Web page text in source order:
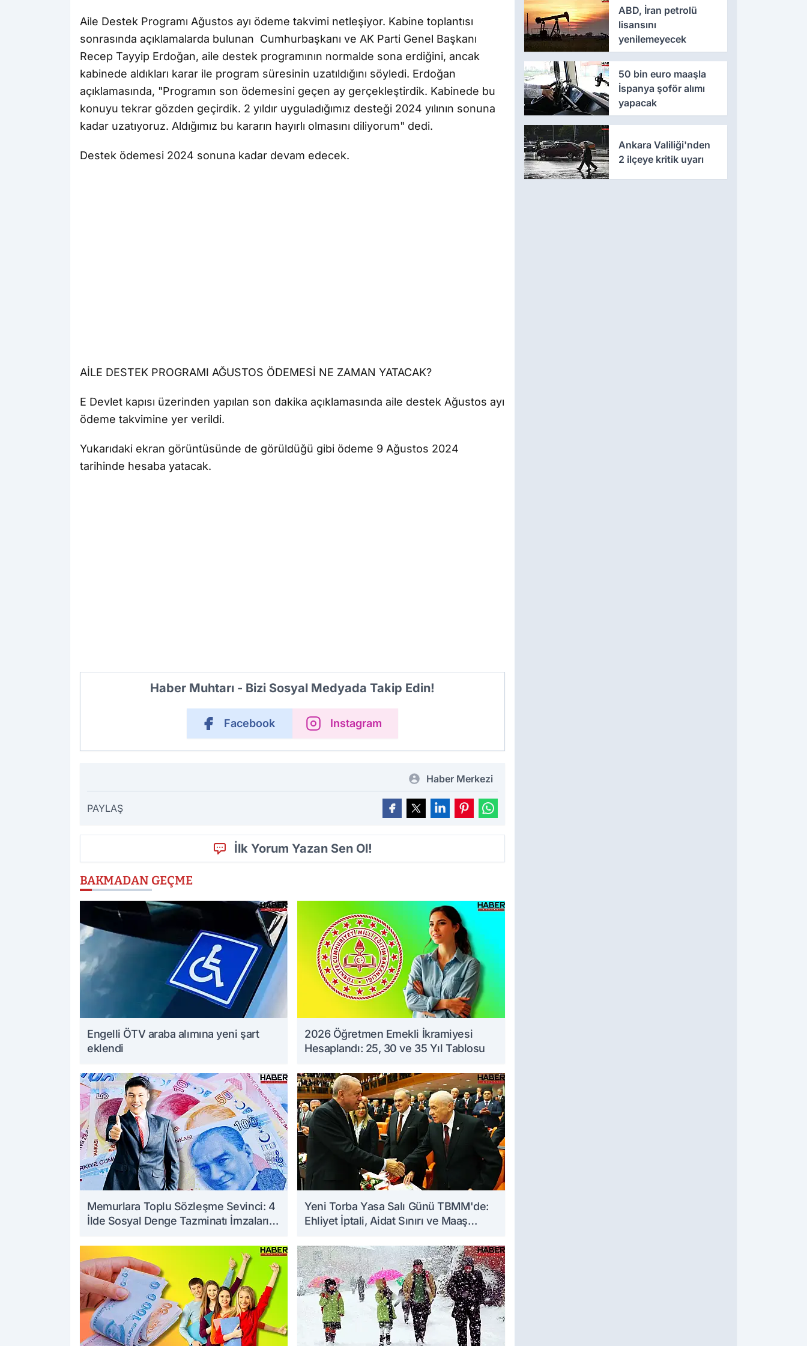
Aile Destek Programı Ağustos ayı ödeme takvimi netleşiyor. Kabine toplantısı
sonrasında açıklamalarda bulunan Cumhurbaşkanı ve AK Parti Genel Başkanı
Recep Tayyip Erdoğan, aile destek programının normalde sona erdiğini, ancak
kabinede aldıkları karar ile program süresinin uzatıldığını söyledi. Erdoğan
açıklamasında, "Programın son ödemesini geçen ay gerçekleştirdik. Kabinede bu
konuyu tekrar gözden geçirdik. 2 yıldır uyguladığımız desteği 2024 yılının sonuna
kadar uzatıyoruz. Aldığımız bu kararın hayırlı olmasını diliyorum" dedi.
Destek ödemesi 2024 sonuna kadar devam edecek.
AİLE DESTEK PROGRAMI AĞUSTOS ÖDEMESİ NE ZAMAN YATACAK?
E Devlet kapısı üzerinden yapılan son dakika açıklamasında aile destek Ağustos ayı
ödeme takvimine yer verildi.
Yukarıdaki ekran görüntüsünde de görüldüğü gibi ödeme 9 Ağustos 2024
tarihinde hesaba yatacak.
Haber Muhtarı - Bizi Sosyal Medyada Takip Edin!
Facebook Instagram
Haber Merkezi
PAYLAŞ
İlk Yorum Yazan Sen Ol!
BAKMADAN GEÇME
Engelli ÖTV araba alımına yeni şart
eklendi
2026 Öğretmen Emekli İkramiyesi
Hesaplandı: 25, 30 ve 35 Yıl Tablosu
Memurlara Toplu Sözleşme Sevinci: 4
İlde Sosyal Denge Tazminatı İmzaları
Yeni Torba Yasa Salı Günü TBMM'de:
Ehliyet İptali, Aidat Sınırı ve Maaş
ABD, İran petrolü
lisansını
yenilemeyecek
50 bin euro maaşla
İspanya şoför alımı
yapacak
Ankara Valiliği'nden
2 ilçeye kritik uyarı